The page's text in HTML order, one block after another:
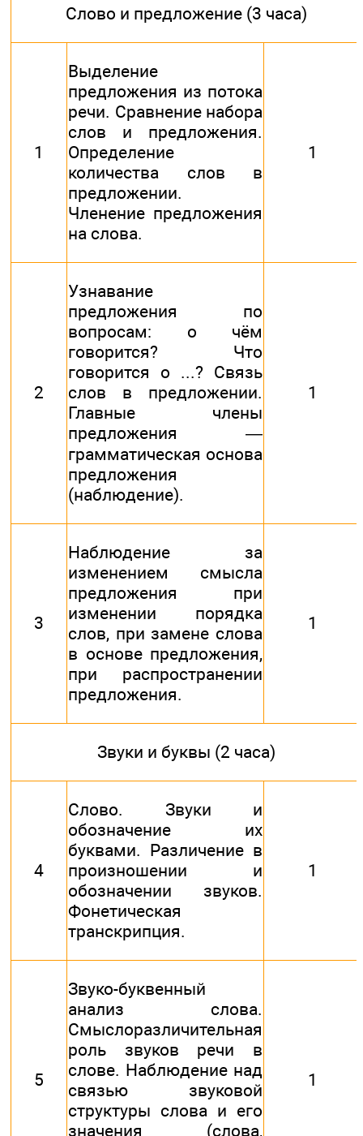
Слово и предложение (3 часа)
1
Выделение
предложения из потока
речи. Сравнение набора
слов и предложения.
Определение
количества слов в
предложении.
Членение предложения
на слова.
1
2
Узнавание
предложения по
вопросам: о чём
говорится? Что
говорится о ...? Связь
слов в предложении.
Главные члены
предложения —
грамматическая основа
предложения
(наблюдение).
1
3
Наблюдение за
изменением смысла
предложения при
изменении порядка
слов, при замене слова
в основе предложения,
при распространении
предложения.
1
Звуки и буквы (2 часа)
4
Слово. Звуки и
обозначение их
буквами. Различение в
произношении и
обозначении звуков.
Фонетическая
транскрипция.
1
5
Звуко-буквенный
анализ слова.
Смыслоразличительная
роль звуков речи в
слове. Наблюдение над
связью звуковой
структуры слова и его
значения (слова,
1